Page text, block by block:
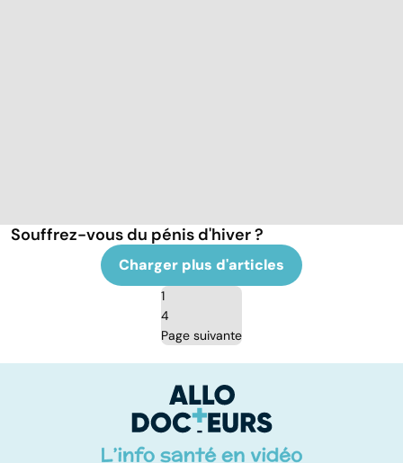
Souffrez-vous du pénis d'hiver ?
Charger plus d'articles
1
4
Page suivante